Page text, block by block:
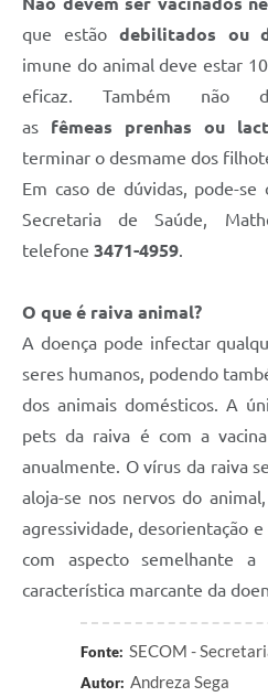
que estão debilitados ou
imune do animal deve estar
eficaz. Também não
as fêmeas prenhas ou
terminar o desmame dos
Em caso de dúvidas, pode-
Secretaria de Saúde,
telefone 3471-4959.
O que é raiva animal?
A doença pode infectar
seres humanos, podendo
dos animais domésticos. A
pets da raiva é com a
anualmente. O vírus da raiva
aloja-se nos nervos do
agressividade, desorientação
com aspecto semelhante a
característica marcante da
Fonte: SECOM -
Autor: Andreza Sega